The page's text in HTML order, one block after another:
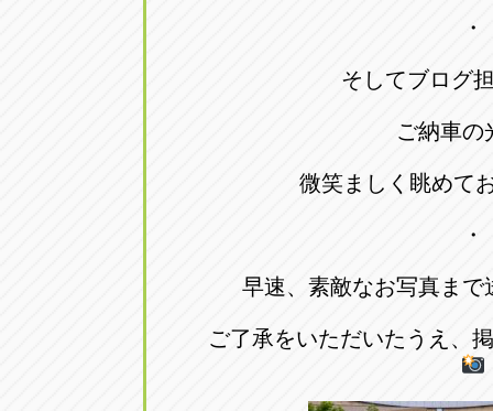
・
そしてブログ
ご納車の
微笑ましく眺めて
・
早速、素敵なお写真ま
ご了承をいただいたうえ、